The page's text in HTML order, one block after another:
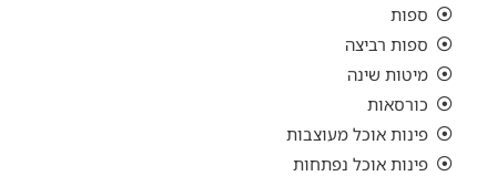
ספות
ספות רביצה
מיטות שינה
כורסאות
פינות אוכל מעוצבות
פינות אוכל נפתחות